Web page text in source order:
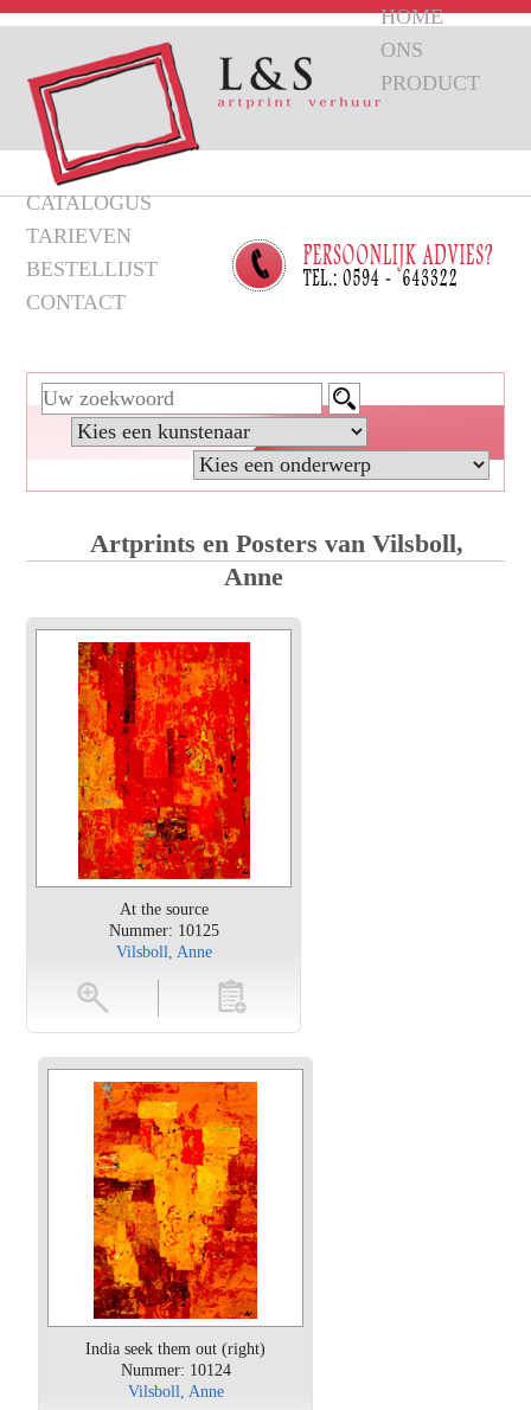
HOME
ONS
PRODUCT
CATALOGUS
TARIEVEN
BESTELLIJST
CONTACT
Artprints en Posters van Vilsboll,
Anne
At the source
Nummer: 10125
Vilsboll, Anne
toevoegen
India seek them out (right)
Nummer: 10124
Vilsboll, Anne